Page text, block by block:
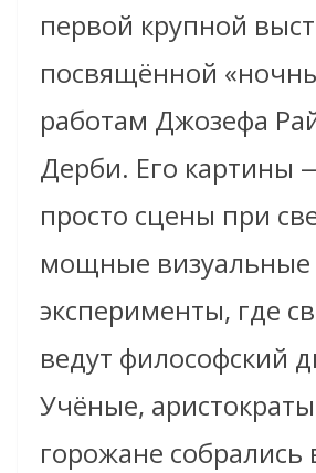
первой крупной
посвящённой
работам Джозефа
Дерби. Его картины
просто сцены при
мощные визуальные
эксперименты, где
ведут философский
Учёные,
горожане собрались